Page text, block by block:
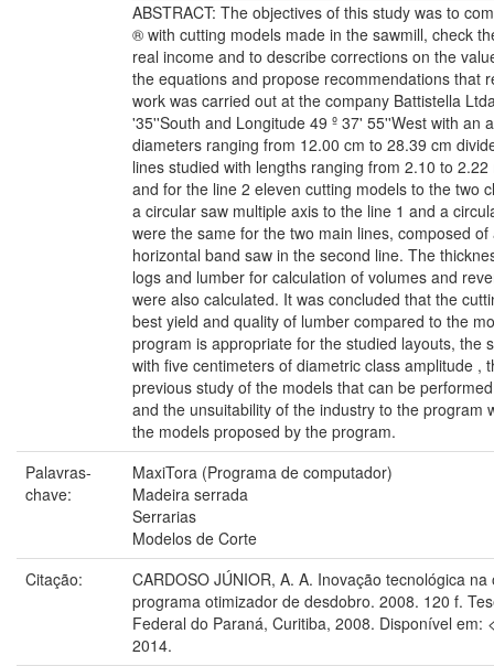
ABSTRACT: The objectives of this study was to
® with cutting models made in the sawmill, check
real income and to describe corrections on the
the equations and propose recommendations that
work was carried out at the company Battistella
'35''South and Longitude 49 º 37' 55''West with an
diameters ranging from 12.00 cm to 28.39 cm
lines studied with lengths ranging from 2.10 to
and for the line 2 eleven cutting models to the two
a circular saw multiple axis to the line 1 and a
were the same for the two main lines, composed
horizontal band saw in the second line. The
logs and lumber for calculation of volumes and
were also calculated. It was concluded that the
best yield and quality of lumber compared to the
program is appropriate for the studied layouts, the
with five centimeters of diametric class amplitude
previous study of the models that can be
and the unsuitability of the industry to the
the models proposed by the program.
Palavras-
chave:
MaxiTora (Programa de computador)
Madeira serrada
Serrarias
Modelos de Corte
Citação:
CARDOSO JÚNIOR, A. A. Inovação tecnológica
programa otimizador de desdobro. 2008. 120 f.
Federal do Paraná, Curitiba, 2008. Disponível
2014.